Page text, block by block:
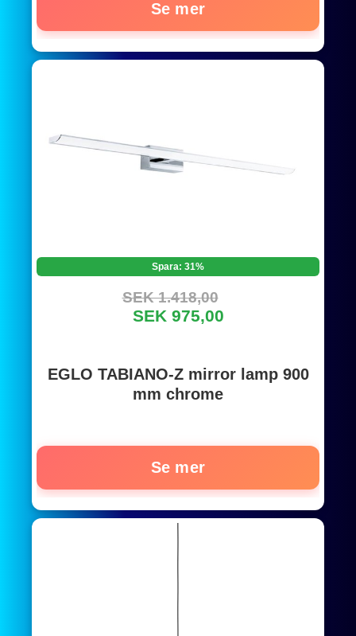
Se mer
Spara: 31%
SEK 1.418,00
SEK 975,00
EGLO TABIANO-Z mirror lamp 900
mm chrome
Se mer